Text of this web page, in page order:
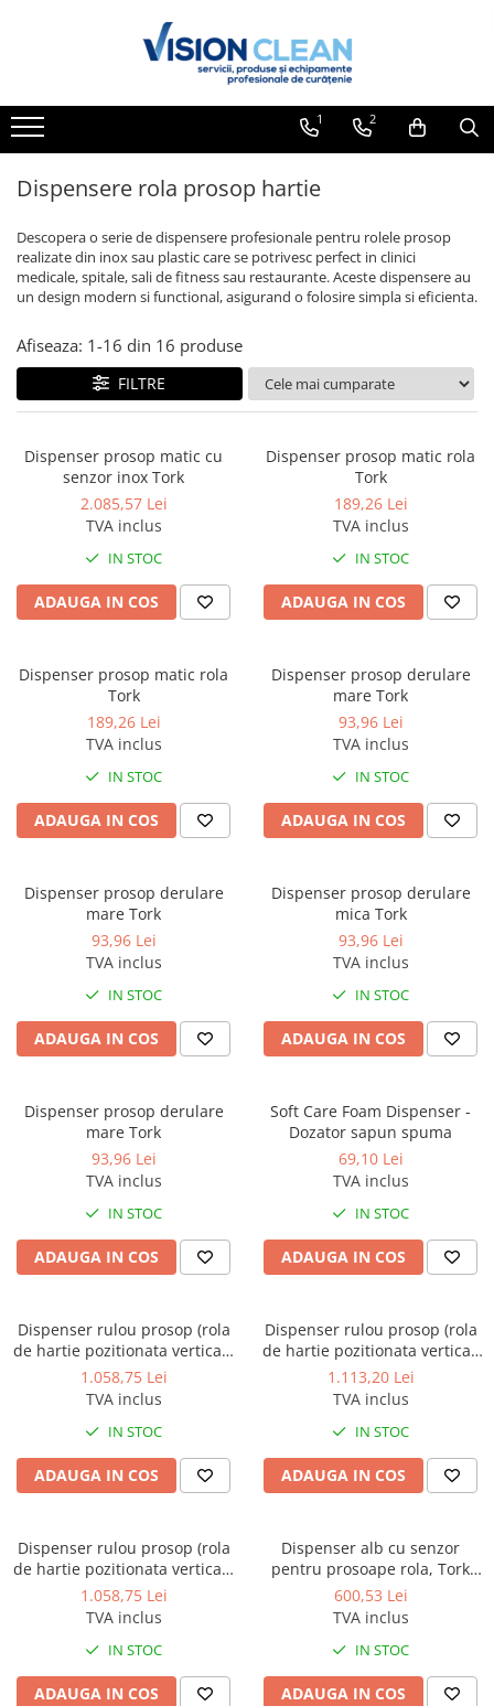
Aspiratoare si masini curatenie
Aspiratoare industriale
Aspiratoare injectie - extractie
Aspiratoare profesionale de lichide
si praf
Masini de curatat si aspirat
Maturatori
Monodiscuri profesionale
Detergenti profesionali
Accesorii detergenti, pompe,
pulverizatoare
Detergenti comerciali
Detergenti geamuri
Detergenti pardoseala
Detergenti toaleta, grup sanitar
Room Care
Dezinfectanti maini
Dezinfectanti medicali profesionali
Dezinfectanti suprafete
Dispensere / Dozatoare
Dozatoare dezinfectanti
Dispensere acoperitoare colac wc
Dispensere odorizante
Dispensere prosoape pliate (Z)
Dispensere rola prosop hartie
servetele faciale
Dozatoare sapun lichid
Uscatoare de maini si par
Uscatoare de par
Produse ingrijire personala
Sampon si gel de dus
Sapun lichid
Sapun solid
Sapun spuma
Consumabile hartie
1 2
Dispensere rola prosop hartie
Descopera o serie de dispensere profesionale pentru rolele prosop
realizate din inox sau plastic care se potrivesc perfect in clinici
medicale, spitale, sali de fitness sau restaurante. Aceste dispensere au
un design modern si functional, asigurand o folosire simpla si eficienta.
Afiseaza: 1-16 din 16 produse
FILTRE
Dispenser prosop matic cu
senzor inox Tork
2.085,57 Lei
TVA inclus
IN STOC
ADAUGA IN COS
Dispenser prosop matic rola
Tork
189,26 Lei
TVA inclus
IN STOC
ADAUGA IN COS
Dispenser prosop matic rola
Tork
189,26 Lei
TVA inclus
IN STOC
ADAUGA IN COS
Dispenser prosop derulare
mare Tork
93,96 Lei
TVA inclus
IN STOC
ADAUGA IN COS
Dispenser prosop derulare
mare Tork
93,96 Lei
TVA inclus
IN STOC
ADAUGA IN COS
Dispenser prosop derulare
mica Tork
93,96 Lei
TVA inclus
IN STOC
ADAUGA IN COS
Dispenser prosop derulare
mare Tork
93,96 Lei
TVA inclus
IN STOC
ADAUGA IN COS
Soft Care Foam Dispenser -
Dozator sapun spuma
69,10 Lei
TVA inclus
IN STOC
ADAUGA IN COS
Dispenser rulou prosop (rola
de hartie pozitionata vertical),
cu dispozitiv opritor - taietor
din otel vopsit alb
1.058,75 Lei
TVA inclus
IN STOC
ADAUGA IN COS
Dispenser rulou prosop (rola
de hartie pozitionata vertical)
din inox lucios
1.113,20 Lei
TVA inclus
IN STOC
ADAUGA IN COS
Dispenser rulou prosop (rola
de hartie pozitionata vertical),
deschidere usa glisantacu
dispozitiv opritor - taietor
1.058,75 Lei
TVA inclus
IN STOC
ADAUGA IN COS
Dispenser alb cu senzor
pentru prosoape rola, Tork
Matic
600,53 Lei
TVA inclus
IN STOC
ADAUGA IN COS